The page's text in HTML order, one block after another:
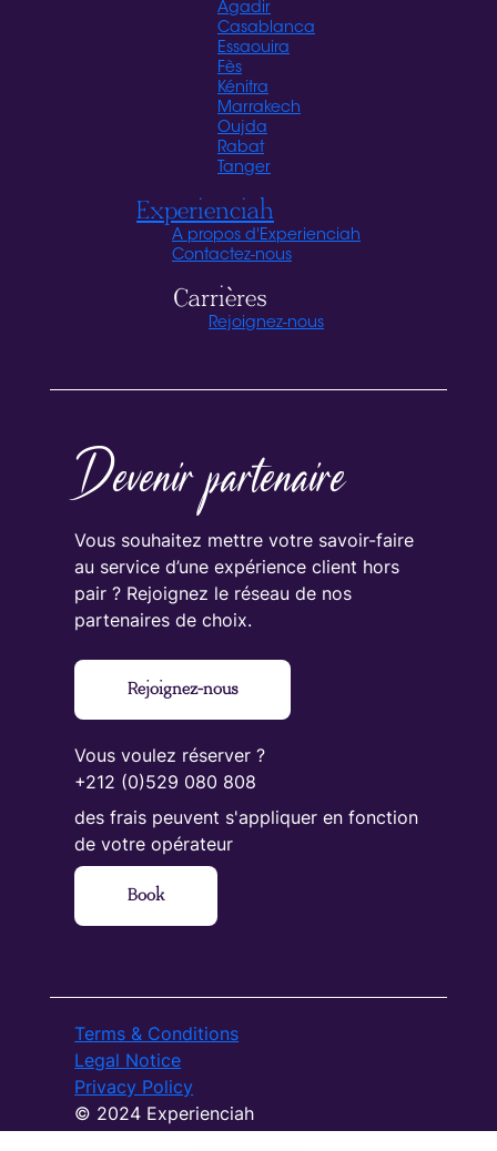
Agadir
Casablanca
Essaouira
Fès
Kénitra
Marrakech
Oujda
Rabat
Tanger
Experienciah
A propos d'Experienciah
Contactez-nous
Carrières
Rejoignez-nous
Devenir partenaire
Vous souhaitez mettre votre savoir-faire
au service d’une expérience client hors
pair ? Rejoignez le réseau de nos
partenaires de choix.
Rejoignez-nous
Vous voulez réserver ?
+212 (0)529 080 808
des frais peuvent s'appliquer en fonction
de votre opérateur
Book
Terms & Conditions
Legal Notice
Privacy Policy
© 2024 Experienciah